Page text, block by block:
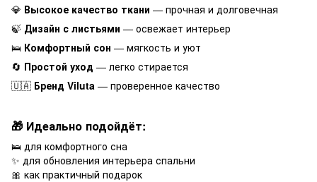
💎 Высокое качество ткани — прочная и долговечная
🍃 Дизайн с листьями — освежает интерьер
🛌 Комфортный сон — мягкость и уют
🔄 Простой уход — легко стирается
🇺🇦 Бренд Viluta — проверенное качество
🎁 Идеально подойдёт:
🛌 для комфортного сна
✨ для обновления интерьера спальни
🎀 как практичный подарок